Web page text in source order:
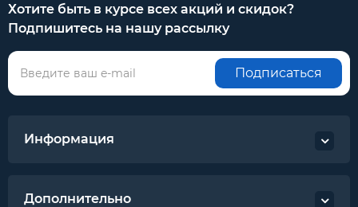
Хотите быть в курсе всех акций и скидок?
Подпишитесь на нашу рассылку
Подписаться
Информация
Дополнительно